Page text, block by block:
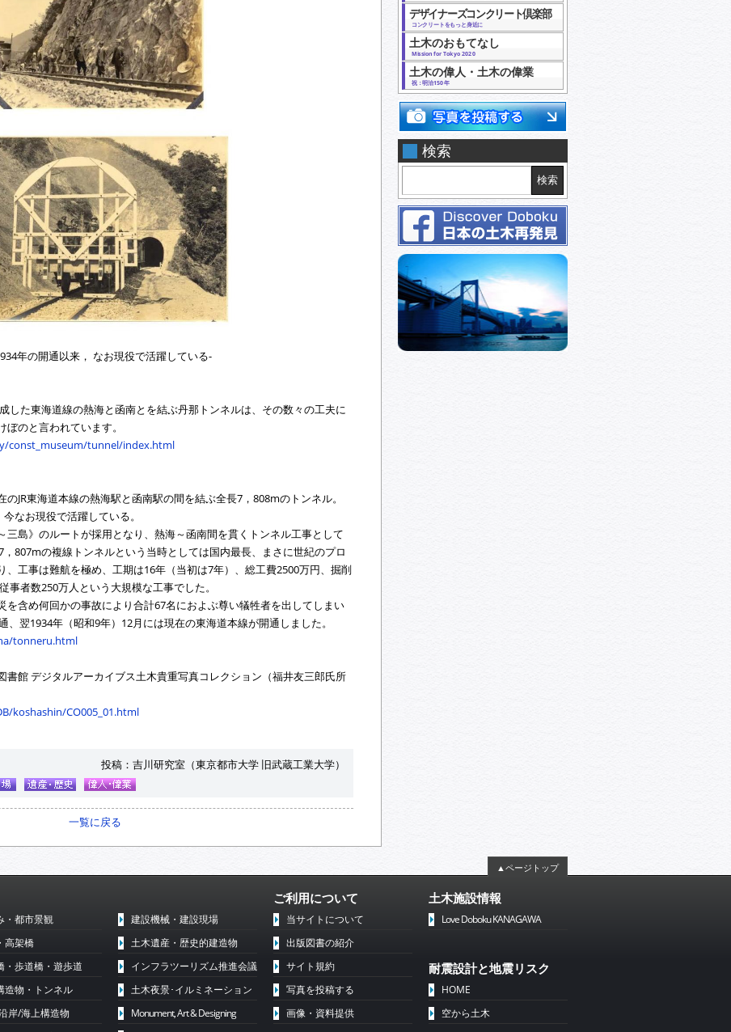
年の開通以来， なお現役で活躍している-
した東海道線の熱海と函南とを結ぶ丹那トンネルは、その数々の工夫に
のと言われています。
const_museum/tunnel/index.html
JR東海道本線の熱海駅と函南駅の間を結ぶ全長7，808mのトンネル。
なお現役で活躍している。
三島》のルートが採用となり、熱海～函南間を貫くトンネル工事として
807mの複線トンネルという当時としては国内最長、まさに世紀のプロ
、工事は難航を極め、工期は16年（当初は7年）、総工費2500万円、掘削
事者数250万人という大規模な工事でした。
含め何回かの事故により合計67名におよぶ尊い犠牲者を出してしまい
、翌1934年（昭和9年）12月には現在の東海道本線が開通しました。
tonneru.html
書館 デジタルアーカイブス土木貴重写真コレクション（福井友三郎氏所
koshashin/CO005_01.html
投稿：吉川研究室（東京都市大学 旧武蔵工業大学）
一覧に戻る
デザイナーズコンクリート倶楽部
コンクリートをもっと身近に
土木のおもてなし
Mission for Tokyo 2020
土木の偉人・土木の偉業
祝：明治150年
検索
検索
▲ページトップ
・都市景観
高架橋
・歩道橋・遊歩道
造物・トンネル
岸/海上構造物
建設機械・建設現場
土木遺産・歴史的建造物
インフラツーリズム推進会議
土木夜景･イルミネーション
Monument, Art & Designing
ご利用について
当サイトについて
出版図書の紹介
サイト規約
写真を投稿する
画像・資料提供
土木施設情報
Love Doboku KANAGAWA
耐震設計と地震リスク
HOME
空から土木